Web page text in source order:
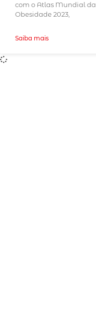
com o Atlas Mundial da
Obesidade 2023,
Saiba mais